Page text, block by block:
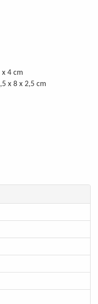
x 4 cm
x 8 x 2,5 cm